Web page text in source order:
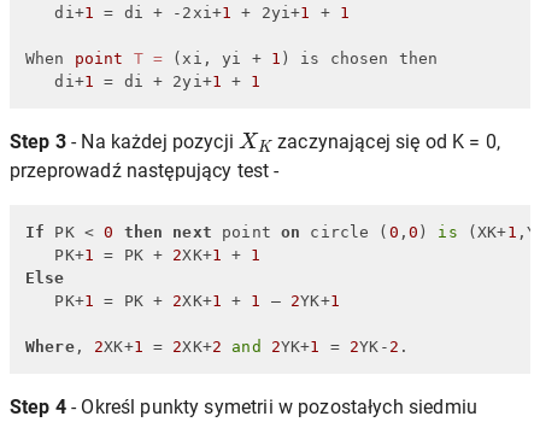
   di+
1 = di + -2xi+1 + 2yi+1 + 1
When point T = (xi, yi + 1 ) is chosen then
   di+
1 = di + 2yi+1 + 1
Step 3- Na każdej pozycji
XK
zaczynającej się od K = 0,
przeprowadź następujący test -
If PK < 0 then next point on circle ( 0 , 0 ) is (XK+1
   PK+
1 = PK + 2XK+1 + 1
Else
   PK+
1 = PK + 2XK+1 + 1 – 2YK+1
Where, 2XK+1 = 2XK+2 and 2YK+1 = 2YK- 2 .
Step 4- Określ punkty symetrii w pozostałych siedmiu